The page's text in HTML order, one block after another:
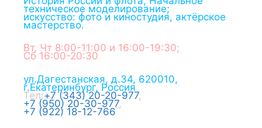
техническое моделирование;
искусство: фото и киностудия, актёрское
мастерство.
Вт, Чт 8:00-11:00 и 16:00-19:30;
Сб 16:00-20:30
ул.Дагестанская, д.34, 620010,
г.Екатеринбург, Россия
Тел:+7 (343) 20-20-977,
+7 (950) 20-30-977,
+7 (922) 18-12-766